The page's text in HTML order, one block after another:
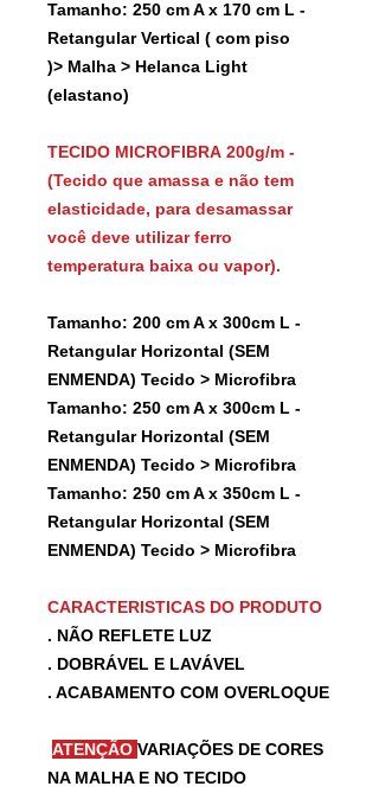
Tamanho: 250 cm A x 170 cm L -
Retangular Vertical ( com piso
)> Malha > Helanca Light
(elastano)
TECIDO MICROFIBRA 200g/m -
(Tecido que amassa e não tem
elasticidade, para desamassar
você deve utilizar ferro
temperatura baixa ou vapor).
Tamanho: 200 cm A x 300cm L -
Retangular Horizontal (SEM
ENMENDA) Tecido > Microfibra
Tamanho: 250 cm A x 300cm L -
Retangular Horizontal (SEM
ENMENDA) Tecido > Microfibra
Tamanho: 250 cm A x 350cm L -
Retangular Horizontal (SEM
ENMENDA) Tecido > Microfibra
CARACTERISTICAS DO PRODUTO
. NÃO REFLETE LUZ
. DOBRÁVEL E LAVÁVEL
. ACABAMENTO COM OVERLOQUE
ATENÇÃO VARIAÇÕES DE CORES
NA MALHA E NO TECIDO